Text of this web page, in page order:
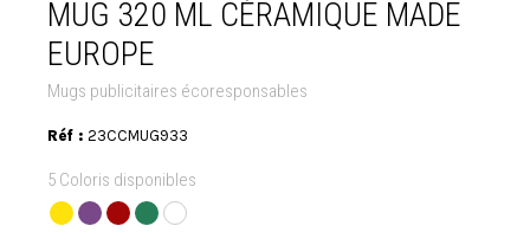
MUG 320 ML CÉRAMIQUE MADE
EUROPE
Mugs publicitaires écoresponsables
Réf : 23CCMUG933
5 Coloris disponibles